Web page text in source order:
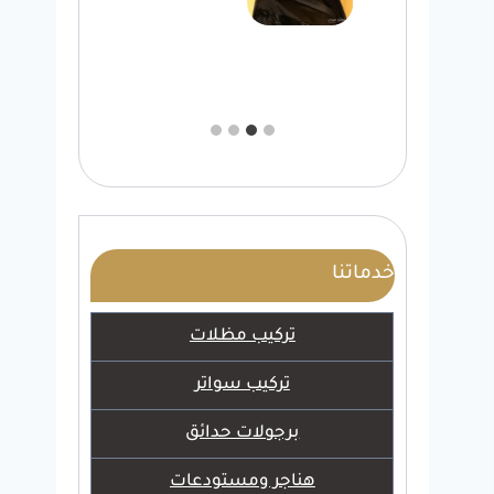
خدماتنا
تركيب مظلات
تركيب سواتر
برجولات حدائق
هناجر ومستودعات